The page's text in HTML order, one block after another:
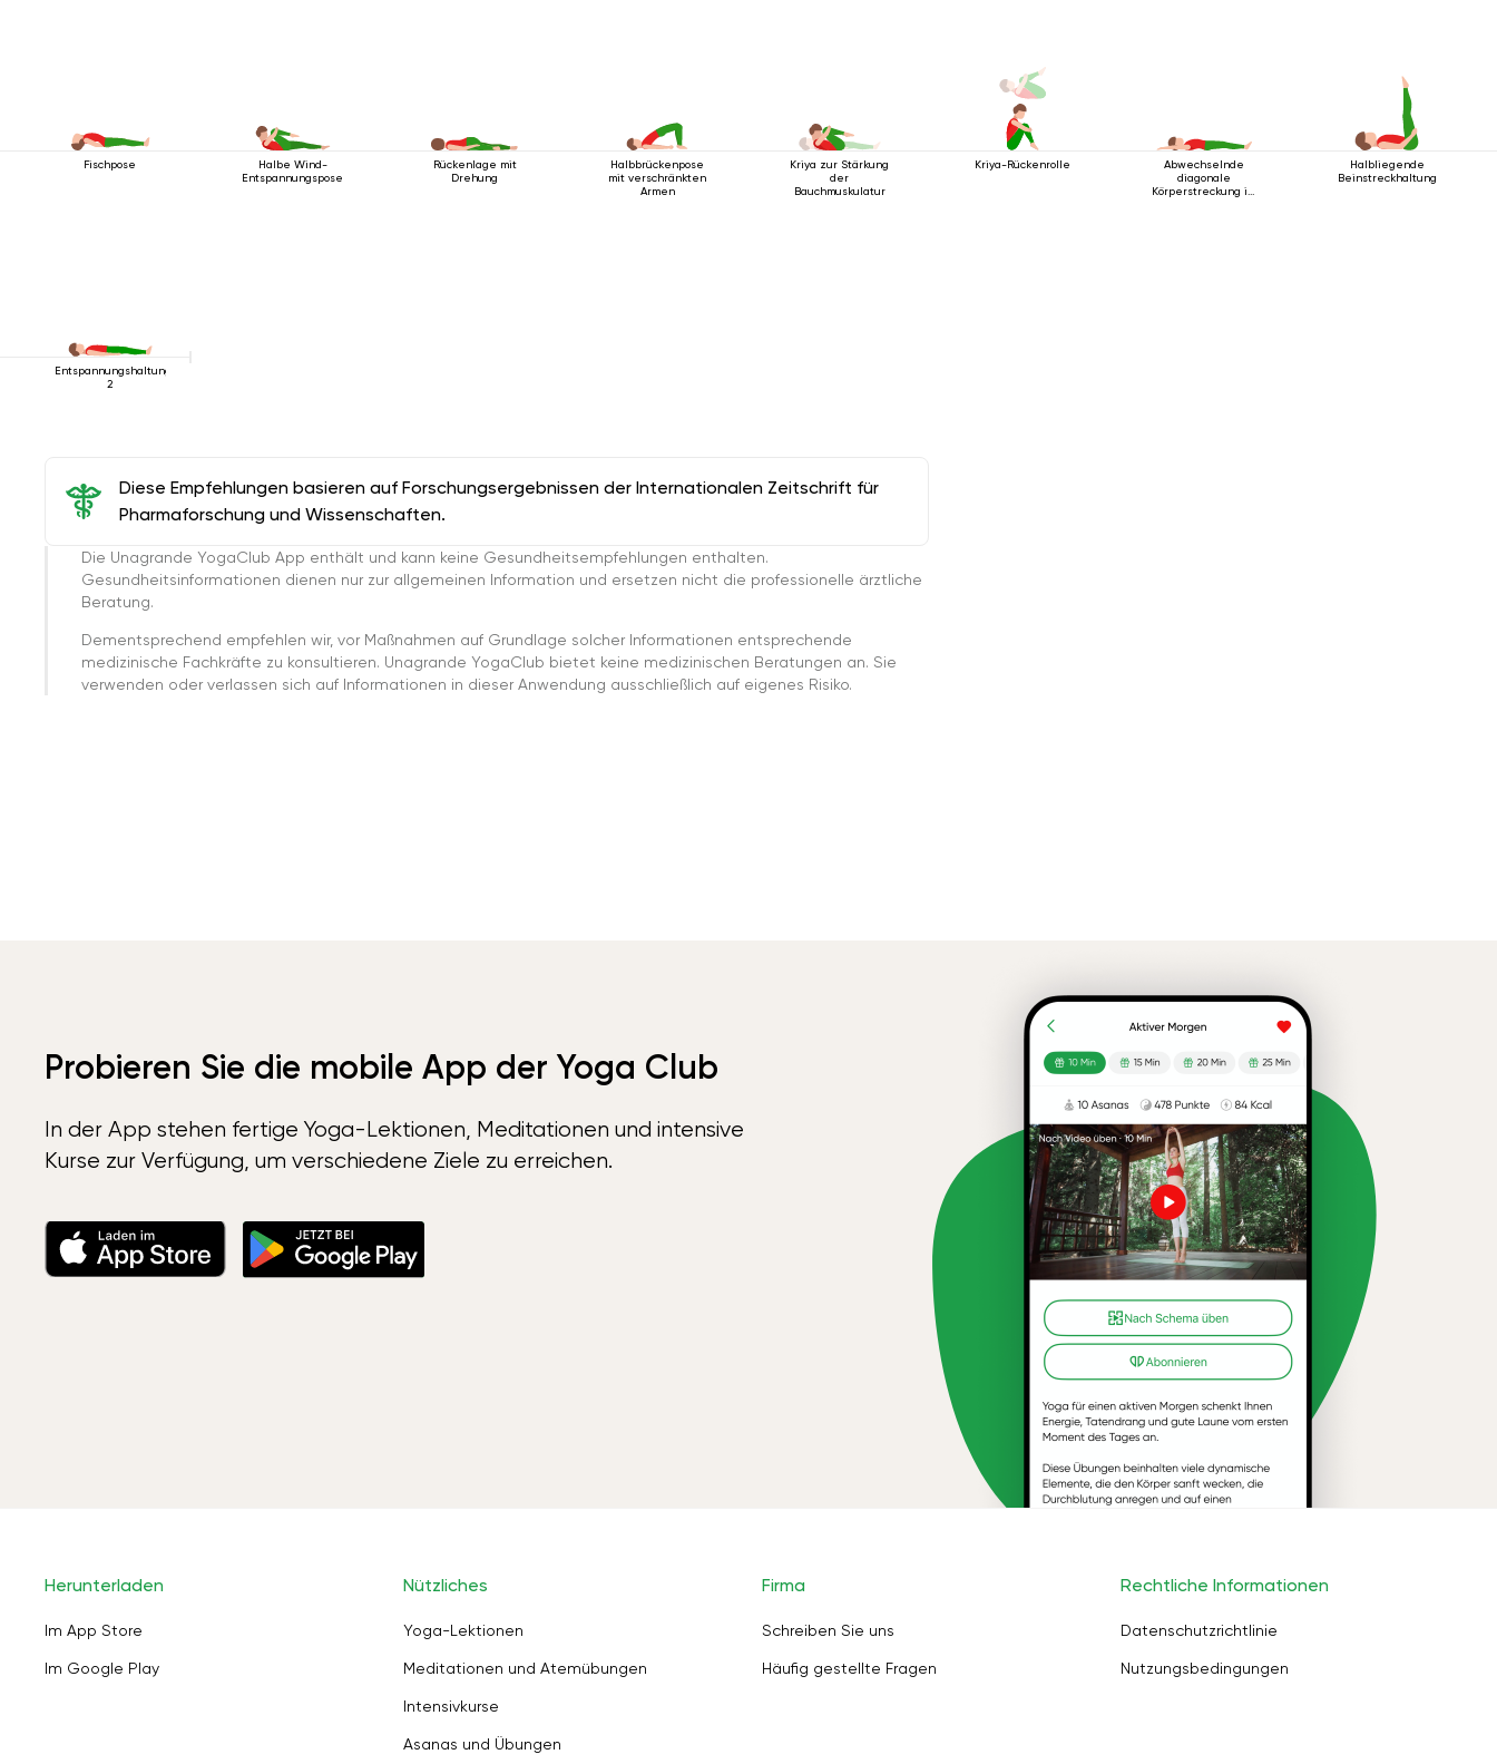
Fischpose
Halbe Wind-
Entspannungspose
Rückenlage mit
Drehung
Halbbrückenpose
mit verschränkten
Armen
Kriya zur Stärkung
der
Bauchmuskulatur
Kriya-Rückenrolle
Abwechselnde
diagonale
Körperstreckung im
Halbliegende
Beinstreckhaltung
Entspannungshaltung
2
Diese Empfehlungen basieren auf Forschungsergebnissen der Internationalen Zeitschrift für
Pharmaforschung und Wissenschaften.
Die Unagrande YogaClub App enthält und kann keine Gesundheitsempfehlungen enthalten.
Gesundheitsinformationen dienen nur zur allgemeinen Information und ersetzen nicht die professionelle ärztliche
Beratung.
Dementsprechend empfehlen wir, vor Maßnahmen auf Grundlage solcher Informationen entsprechende
medizinische Fachkräfte zu konsultieren. Unagrande YogaClub bietet keine medizinischen Beratungen an. Sie
verwenden oder verlassen sich auf Informationen in dieser Anwendung ausschließlich auf eigenes Risiko.
Probieren Sie die mobile App der Yoga Club
In der App stehen fertige Yoga-Lektionen, Meditationen und intensive
Kurse zur Verfügung, um verschiedene Ziele zu erreichen.
Herunterladen
Im App Store
Im Google Play
Nützliches
Yoga-Lektionen
Meditationen und Atemübungen
Intensivkurse
Asanas und Übungen
Firma
Schreiben Sie uns
Häufig gestellte Fragen
Rechtliche Informationen
Datenschutzrichtlinie
Nutzungsbedingungen